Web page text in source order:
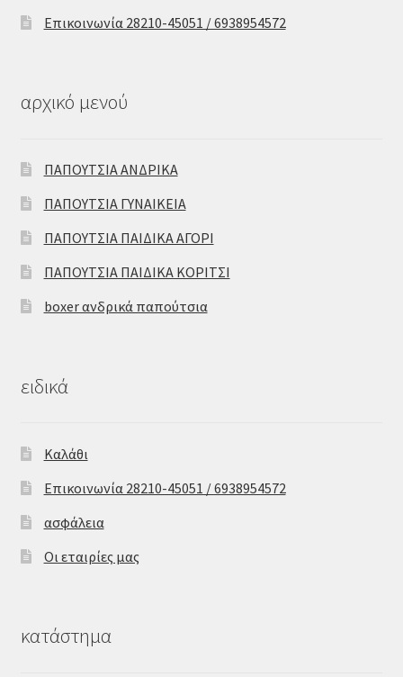
Επικοινωνία 28210-45051 / 6938954572
αρχικό μενού
ΠΑΠΟΥΤΣΙΑ ΑΝΔΡΙΚΑ
ΠΑΠΟΥΤΣΙΑ ΓΥΝΑΙΚΕΙΑ
ΠΑΠΟΥΤΣΙΑ ΠΑΙΔΙΚΑ ΑΓΟΡΙ
ΠΑΠΟΥΤΣΙΑ ΠΑΙΔΙΚΑ ΚΟΡΙΤΣΙ
boxer ανδρικά παπούτσια
ειδικά
Καλάθι
Επικοινωνία 28210-45051 / 6938954572
ασφάλεια
Οι εταιρίες μας
κατάστημα